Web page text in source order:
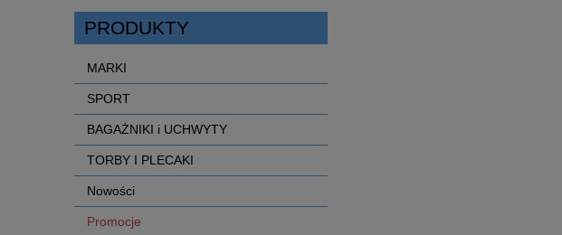
PRODUKTY
MARKI
SPORT
BAGAŻNIKI i UCHWYTY
TORBY I PLECAKI
Nowości
Promocje